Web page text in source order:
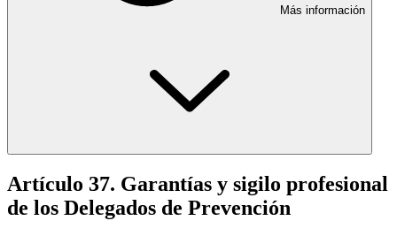
Más información
Artículo 37. Garantías y sigilo profesional
de los Delegados de Prevención